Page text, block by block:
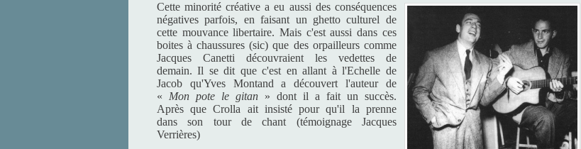
Cette minorité créative a eu aussi des conséquences
négatives parfois, en faisant un ghetto culturel de
cette mouvance libertaire. Mais c'est aussi dans ces
boites à chaussures (sic) que des orpailleurs comme
Jacques Canetti découvraient les vedettes de
demain. Il se dit que c'est en allant à l'Echelle de
Jacob qu'Yves Montand a découvert l'auteur de
« Mon pote le gitan » dont il a fait un succès.
Après que Crolla ait insisté pour qu'il la prenne
dans son tour de chant (témoignage Jacques
Verrières)